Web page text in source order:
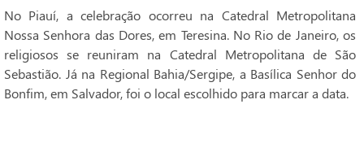
No Piauí, a celebração ocorreu na Catedral Metropolitana
Nossa Senhora das Dores, em Teresina. No Rio de Janeiro, os
religiosos se reuniram na Catedral Metropolitana de São
Sebastião. Já na Regional Bahia/Sergipe, a Basílica Senhor do
Bonfim, em Salvador, foi o local escolhido para marcar a data.